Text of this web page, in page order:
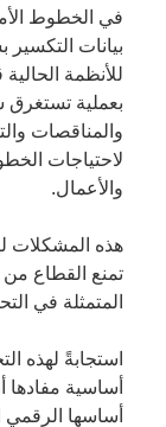
في الخطوط
بيانات التكسير
للأنظمة
بعملية
والمناقصات
لاحتياجات
والأعمال.
هذه المشكلات
تمنع القطاع من
المتمثلة في
استجابةً لهذه
أساسية مفادها
أساسها